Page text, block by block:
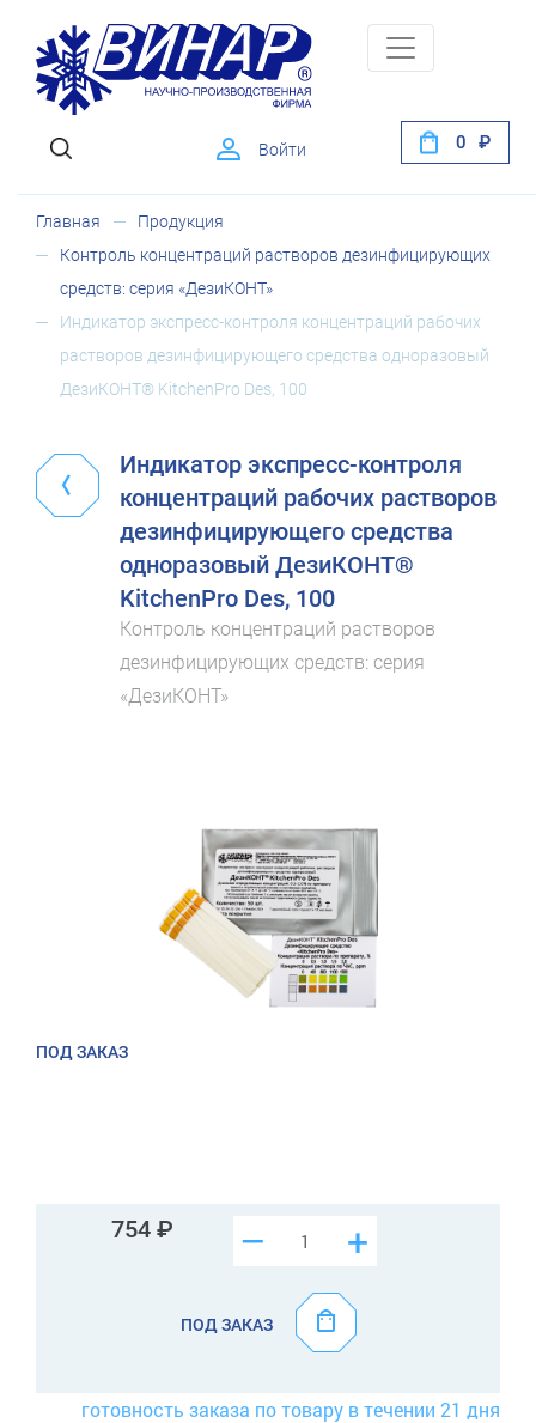
Войти 0
Главная
Продукция
Контроль концентраций растворов дезинфицирующих
средств: серия «ДезиКОНТ»
Индикатор экспресс-контроля концентраций рабочих
растворов дезинфицирующего средства одноразовый
ДезиКОНТ® KitchenPro Des, 100
Индикатор экспресс-контроля
концентраций рабочих растворов
дезинфицирующего средства
одноразовый ДезиКОНТ®
KitchenPro Des, 100
Контроль концентраций растворов
дезинфицирующих средств: серия
«ДезиКОНТ»
ПОД ЗАКАЗ
754 +
–
ПОД ЗАКАЗ
готовность заказа по товару в течении 21 дня